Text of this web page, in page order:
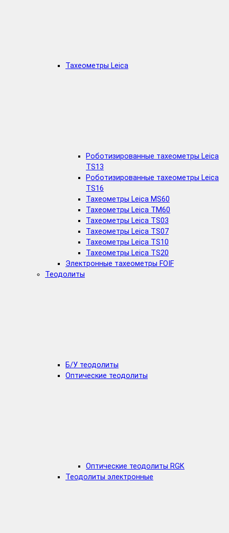
Тахеометры Leica
Роботизированные тахеометры Leica
TS13
Роботизированные тахеометры Leica
TS16
Тахеометры Leica MS60
Тахеометры Leica TM60
Тахеометры Leica TS03
Тахеометры Leica TS07
Тахеометры Leica TS10
Тахеометры Leica TS20
Электронные тахеометры FOIF
Теодолиты
Б/У теодолиты
Оптические теодолиты
Оптические теодолиты RGK
Теодолиты электронные